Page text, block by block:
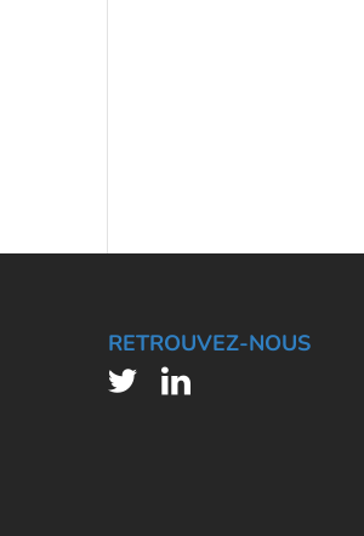
RETROUVEZ-NOUS